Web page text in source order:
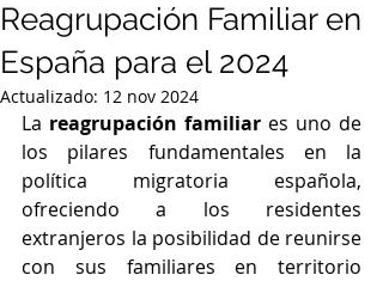
Reagrupación Familiar en
España para el 2024
Actualizado: 12 nov 2024
La reagrupación familiar es uno de
los pilares fundamentales en la
política migratoria española,
ofreciendo a los residentes
extranjeros la posibilidad de reunirse
con sus familiares en territorio